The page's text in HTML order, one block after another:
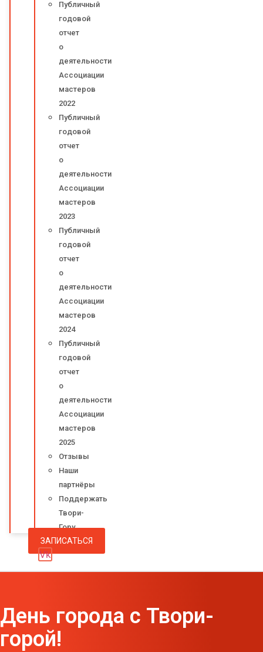
Публичный
годовой
отчет
о
деятельности
Ассоциации
мастеров
2022
Публичный
годовой
отчет
о
деятельности
Ассоциации
мастеров
2023
Публичный
годовой
отчет
о
деятельности
Ассоциации
мастеров
2024
Публичный
годовой
отчет
о
деятельности
Ассоциации
мастеров
2025
Отзывы
Наши
партнёры
Поддержать
Твори-
Гору
ЗАПИСАТЬСЯ
Vk
День города с Твори-
горой!